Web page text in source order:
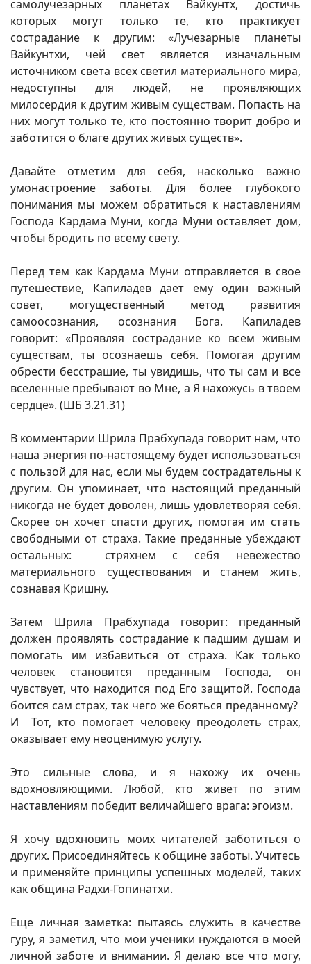
самолучезарных планетах Вайкунтх, достичь
которых могут только те, кто практикует
сострадание к другим: «Лучезарные планеты
Вайкунтхи, чей свет является изначальным
источником света всех светил материального мира,
недоступны для людей, не проявляющих
милосердия к другим живым существам. Попасть на
них могут только те, кто постоянно творит добро и
заботится о благе других живых существ».
Давайте отметим для себя, насколько важно
умонастроение заботы. Для более глубокого
понимания мы можем обратиться к наставлениям
Господа Кардама Муни, когда Муни оставляет дом,
чтобы бродить по всему свету.
Перед тем как Кардама Муни отправляется в свое
путешествие, Капиладев дает ему один важный
совет, могущественный метод развития
самоосознания, осознания Бога. Капиладев
говорит: «Проявляя сострадание ко всем живым
существам, ты осознаешь себя. Помогая другим
обрести бесстрашие, ты увидишь, что ты сам и все
вселенные пребывают во Мне, а Я нахожусь в твоем
сердце». (ШБ 3.21.31)
В комментарии Шрила Прабхупада говорит нам, что
наша энергия по-настоящему будет использоваться
с пользой для нас, если мы будем сострадательны к
другим. Он упоминает, что настоящий преданный
никогда не будет доволен, лишь удовлетворяя себя.
Скорее он хочет спасти других, помогая им стать
свободными от страха. Такие преданные убеждают
остальных: стряхнем с себя невежество
материального существования и станем жить,
сознавая Кришну.
Затем Шрила Прабхупада говорит: преданный
должен проявлять сострадание к падшим душам и
помогать им избавиться от страха. Как только
человек становится преданным Господа, он
чувствует, что находится под Его защитой. Господа
боится сам страх, так чего же бояться преданному?
И Тот, кто помогает человеку преодолеть страх,
оказывает ему неоценимую услугу.
Это сильные слова, и я нахожу их очень
вдохновляющими. Любой, кто живет по этим
наставлениям победит величайшего врага: эгоизм.
Я хочу вдохновить моих читателей заботиться о
других. Присоединяйтесь к общине заботы. Учитесь
и применяйте принципы успешных моделей, таких
как община Радхи-Гопинатхи.
Еще личная заметка: пытаясь служить в качестве
гуру, я заметил, что мои ученики нуждаются в моей
личной заботе и внимании. Я делаю все что могу,